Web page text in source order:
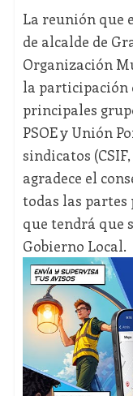
La reunión que
de alcalde de
Organización
la participación
principales
PSOE y Unión
sindicatos
agradece el
todas las partes
que tendrá que
Gobierno Local.